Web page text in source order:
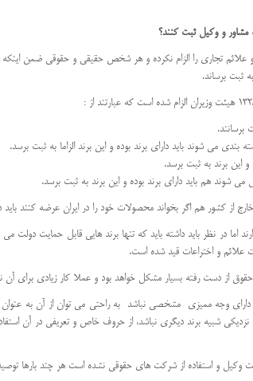
مشاور و وکیل ثبت کنند؟
و علائم تجاری را الزام نکرده و هر شخص حقیقی و حقوقی ضمن
ثبت برساند.
برسانند.
می شوند باید دارای برند بوده و این برند الزاما به ثبت برسد.
و این برند به ثبت برسد.
شوند هم باید دارای برند بوده و این برند به ثبت برسد.
از کشور هم اگر بخواند محصولات خود را در ایران عرضه کنند
اما در نظر باید داشته باید که تنها برند هایی قابل
حقوق از دست رفته بسیار مشکل خواهد بود و عملا کار زیادی برای آن
وجه ممیزی مشخصی نباشد به راحتی می توان از آن به عنوان
شبیه برند دیگری نباشد، از حروف خاص و تعریفی در آن
وکیل و استفاده از شرکت های حقوقی نشده است هر چند بارها